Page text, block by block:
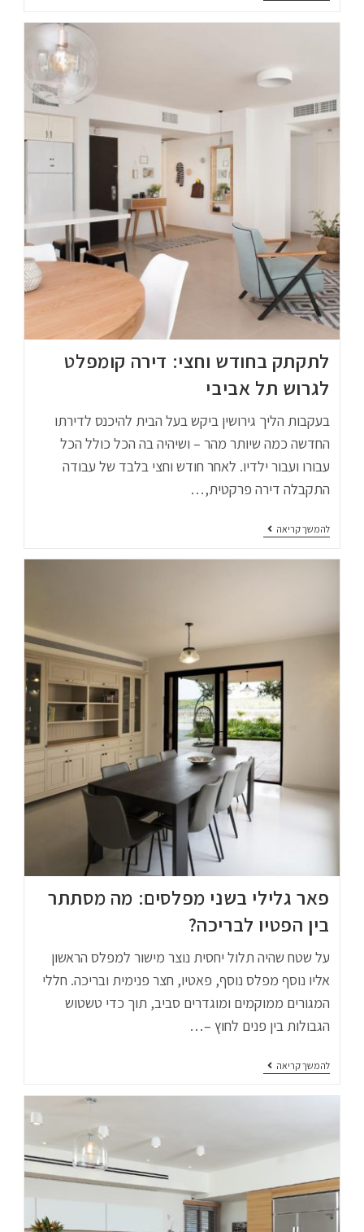
לתקתק בחודש וחצי: דירה קומפלט
לגרוש תל אביבי
בעקבות הליך גירושין ביקש בעל הבית להיכנס לדירתו
החדשה כמה שיותר מהר – ושיהיה בה הכל כולל הכל
עבורו ועבור ילדיו. לאחר חודש וחצי בלבד של עבודה
התקבלה דירה פרקטית,…
להמשך קריאה
פאר גלילי בשני מפלסים: מה מסתתר
בין הפטיו לבריכה?
על שטח שהיה תלול יחסית נוצר מישור למפלס הראשון
אליו נוסף מפלס נוסף, פאטיו, חצר פנימית ובריכה. חללי
המגורים ממוקמים ומוגדרים סביב, תוך כדי טשטוש
הגבולות בין פנים לחוץ –…
להמשך קריאה